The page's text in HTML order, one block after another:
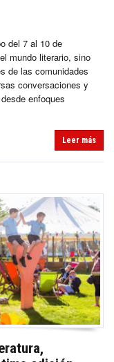
del 7 al 10 de
mundo literario, sino
de las comunidades
conversaciones y
enfoques
Leer más